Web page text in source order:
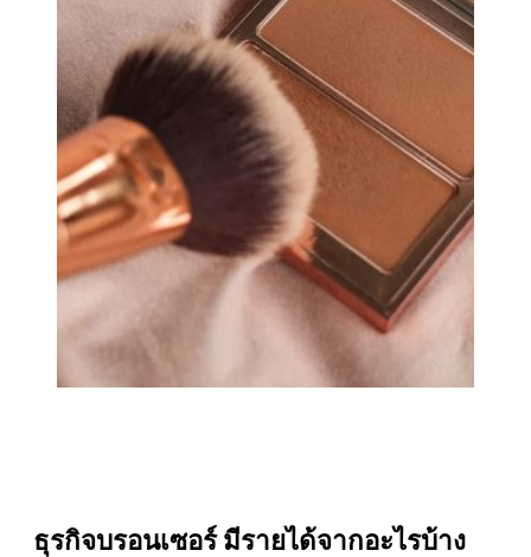
ธุรกิจบรอนเซอร์ มีรายได้จากอะไรบ้าง